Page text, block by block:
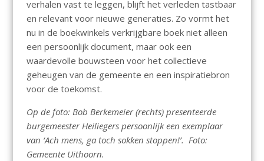
verhalen vast te leggen, blijft het verleden tastbaar
en relevant voor nieuwe generaties. Zo vormt het
nu in de boekwinkels verkrijgbare boek niet alleen
een persoonlijk document, maar ook een
waardevolle bouwsteen voor het collectieve
geheugen van de gemeente en een inspiratiebron
voor de toekomst.
Op de foto: Bob Berkemeier (rechts) presenteerde
burgemeester Heiliegers persoonlijk een exemplaar
van ‘Ach mens, ga toch sokken stoppen!’. Foto:
Gemeente Uithoorn.